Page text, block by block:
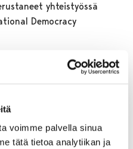
voimme palvella sinua
tätä tietoa analytiikan ja
yhteistyössä
Democracy